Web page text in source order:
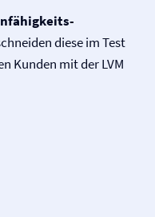
diese im Test
Kunden mit der LVM